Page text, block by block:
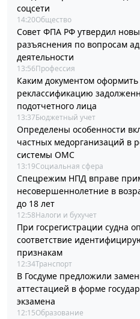
соцсети
14:20Общество
Совет ФПА РФ утвердил
разъяснения по вопросам
деятельности
13:56Профессия
Каким документом оформить
реклассификацию
подотчетного лица
13:37Бюджетный учет
Определены особенности
частных медорганизаций в
системы ОМС
13:19Социальная сфера
Спецрежим НПД вправе
несовершеннолетние в
до 18 лет
12:58Налоги и бухучет
При госрегистрации судна
соответствие
признакам
12:34Транспорт
В Госдуме предложили
аттестацией в форме
экзамена
12:15Образование